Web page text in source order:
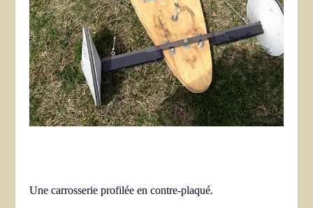
Une carrosserie profilée en contre-plaqué.